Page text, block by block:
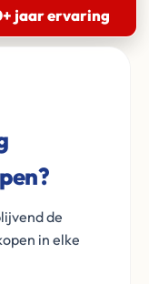
jaar ervaring
de
in elke